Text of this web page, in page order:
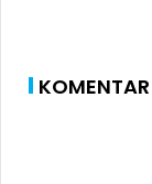
KOMENTAR